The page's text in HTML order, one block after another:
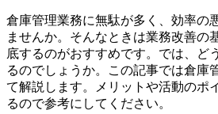
倉庫管理業務に無駄が多く、効率の
ませんか。そんなときは業務改善の
底するのがおすすめです。では、ど
るのでしょうか。この記事では倉庫
て解説します。メリットや活動のポ
るので参考にしてください。